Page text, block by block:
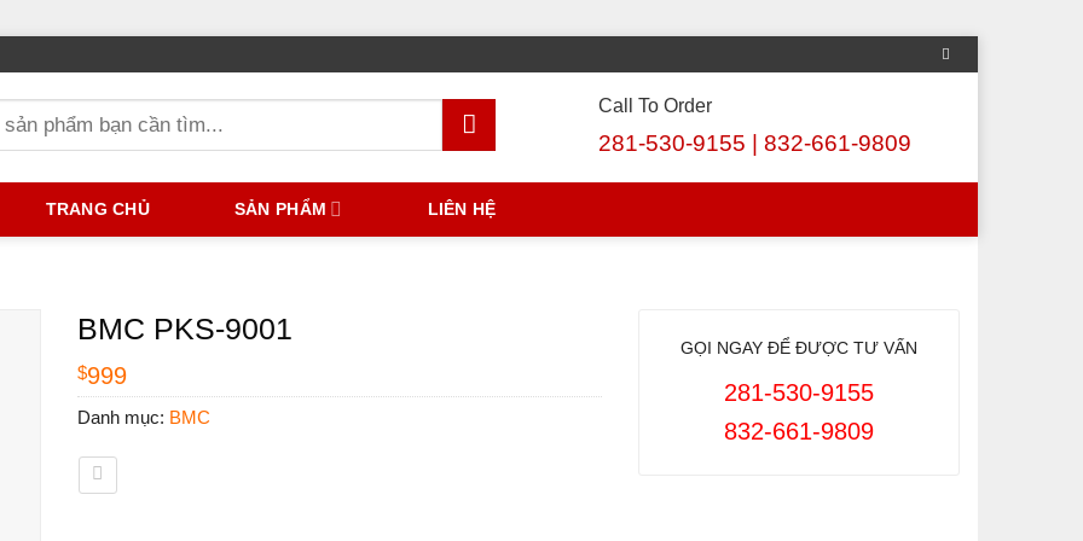
Call To Order
281-530-9155 | 832-661-9809
TRANG CHỦ SẢN PHẨM LIÊN HỆ
BMC PKS-9001
$999
Danh mục: BMC
GỌI NGAY ĐỂ ĐƯỢC TƯ VẤN
281-530-9155
832-661-9809